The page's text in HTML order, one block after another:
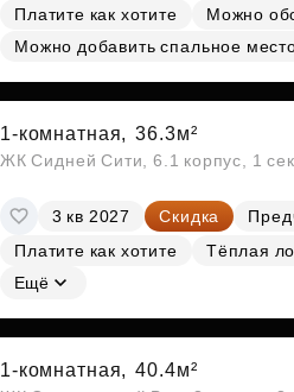
Платите как хотите
Можно
Можно добавить спальное
1-комнатная, 36.3м²
ЖК Сидней Сити, 6.1 корпус, 1
3 кв 2027 Скидка
Платите как хотите
Тёплая
Ещё
1-комнатная, 40.4м²